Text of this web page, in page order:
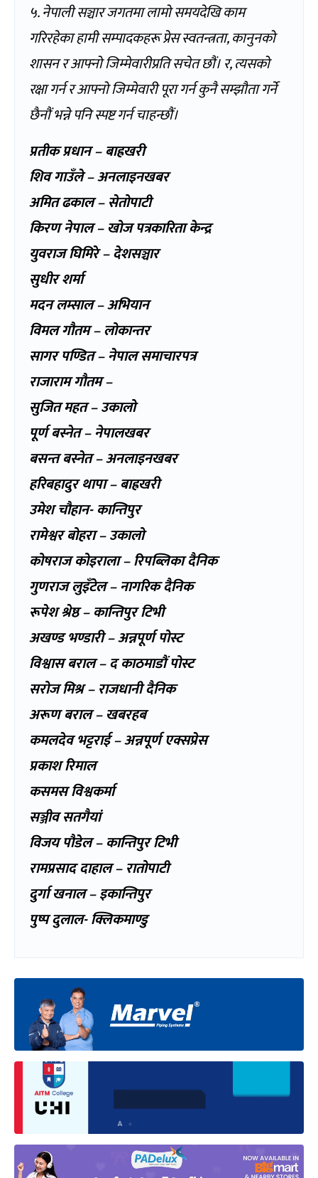
५. नेपाली सञ्चार जगतमा लामो समयदेखि काम
गरिरहेका हामी सम्पादकहरू प्रेस स्वतन्त्रता, कानुनको
शासन र आफ्नो जिम्मेवारीप्रति सचेत छौं। र, त्यसको
रक्षा गर्न र आफ्नो जिम्मेवारी पूरा गर्न कुनै सम्झौता गर्ने
छैनौं भन्ने पनि स्पष्ट गर्न चाहन्छौं।
प्रतीक प्रधान – बाह्रखरी
शिव गाउँले – अनलाइनखबर
अमित ढकाल – सेतोपाटी
किरण नेपाल – खोज पत्रकारिता केन्द्र
युवराज घिमिरे – देशसञ्चार
सुधीर शर्मा
मदन लम्साल – अभियान
विमल गौतम – लोकान्तर
सागर पण्डित – नेपाल समाचारपत्र
राजाराम गौतम –
सुजित महत – उकालो
पूर्ण बस्नेत – नेपालखबर
बसन्त बस्नेत – अनलाइनखबर
हरिबहादुर थापा – बाह्रखरी
उमेश चौहान- कान्तिपुर
रामेश्वर बोहरा – उकालो
कोषराज कोइराला – रिपब्लिका दैनिक
गुणराज लुइँटेल – नागरिक दैनिक
रूपेश श्रेष्ठ – कान्तिपुर टिभी
अखण्ड भण्डारी – अन्नपूर्ण पोस्ट
विश्वास बराल – द काठमाडौं पोस्ट
सरोज मिश्र – राजधानी दैनिक
अरूण बराल – खबरहब
कमलदेव भट्टराई – अन्नपूर्ण एक्सप्रेस
प्रकाश रिमाल
कसमस विश्वकर्मा
सञ्जीव सतगैयां
विजय पौडेल – कान्तिपुर टिभी
रामप्रसाद दाहाल – रातोपाटी
दुर्गा खनाल – इकान्तिपुर
पुष्प दुलाल- क्लिकमाण्डु